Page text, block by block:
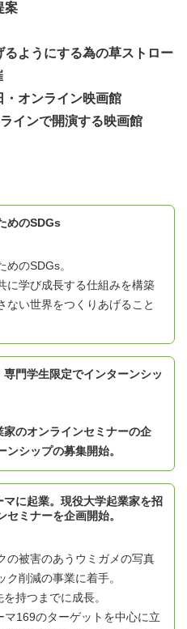
案
ようにする為の草ストロー
・オンライン映画館
インで開演する映画館
めのSDGs
のSDGs。
に学び成長する仕組みを構築
ない世界をつくりあげること
門学生限定でインターンシッ
のオンラインセミナーの企
シップの募集開始。
に起業。現役大学起業家を招
ミナーを企画開始。
の被害のあうウミガメの写真
削減の事業に着手。
持つまでに成長。
169のターゲットを中心に立